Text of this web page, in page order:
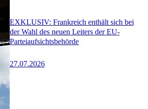
EXKLUSIV: Frankreich enthält sich bei
der Wahl des neuen Leiters der EU-
Parteiaufsichtsbehörde
27.07.2026